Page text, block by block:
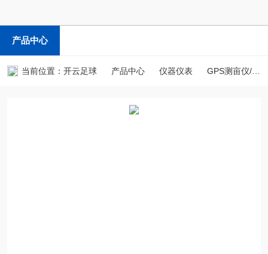
产品中心
当前位置： 开云足球 产品中心 仪器仪表 GPS测亩仪/土地面积测量仪